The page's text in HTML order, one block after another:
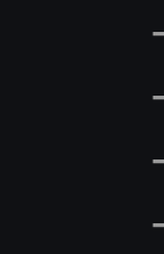
-
-
-
-